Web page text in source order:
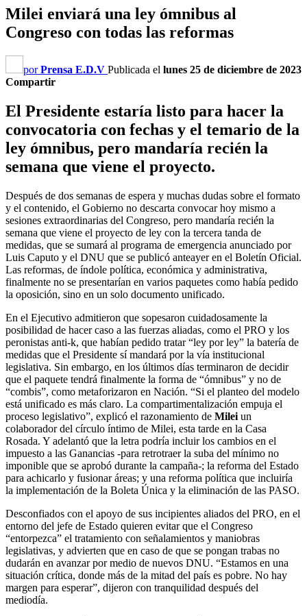
Milei enviará una ley ómnibus al
Congreso con todas las reformas
porPrensa E.D.V Publicada el lunes 25 de diciembre de 2023
Compartir
El Presidente estaría listo para hacer la
convocatoria con fechas y el temario de la
ley ómnibus, pero mandaría recién la
semana que viene el proyecto.
Después de dos semanas de espera y muchas dudas sobre el formato
y el contenido, el Gobierno no descarta convocar hoy mismo a
sesiones extraordinarias del Congreso, pero mandaría recién la
semana que viene el proyecto de ley con la tercera tanda de
medidas, que se sumará al programa de emergencia anunciado por
Luis Caputo y el DNU que se publicó anteayer en el Boletín Oficial.
Las reformas, de índole política, económica y administrativa,
finalmente no se presentarían en varios paquetes como había pedido
la oposición, sino en un solo documento unificado.
En el Ejecutivo admitieron que sopesaron cuidadosamente la
posibilidad de hacer caso a las fuerzas aliadas, como el PRO y los
peronistas anti-k, que habían pedido tratar “ley por ley” la batería de
medidas que el Presidente sí mandará por la vía institucional
legislativa. Sin embargo, en los últimos días terminaron de decidir
que el paquete tendrá finalmente la forma de “ómnibus” y no de
“combis”, como metaforizaron en Nación. “Si el planteo del modelo
está unificado es más claro. La compartimentalización empuja el
proceso legislativo”, explicó el razonamiento de Milei un
colaborador del círculo íntimo de Milei, esta tarde en la Casa
Rosada. Y adelantó que la letra podría incluir los cambios en el
impuesto a las Ganancias -para retrotraer la suba del mínimo no
imponible que se aprobó durante la campaña-; la reforma del Estado
para achicarlo y fusionar áreas; y una reforma política que incluiría
la implementación de la Boleta Única y la eliminación de las PASO.
Desconfiados con el apoyo de sus incipientes aliados del PRO, en el
entorno del jefe de Estado quieren evitar que el Congreso
“entorpezca” el tratamiento con señalamientos y maniobras
legislativas, y advierten que en caso de que se pongan trabas no
dudarán en avanzar por medio de nuevos DNU. “Estamos en una
situación crítica, donde más de la mitad del país es pobre. No hay
margen para esperar”, dijeron con tranquilidad después del
mediodía.